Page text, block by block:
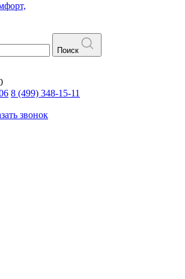
Поиск
8 (499) 348-15-11
звонок